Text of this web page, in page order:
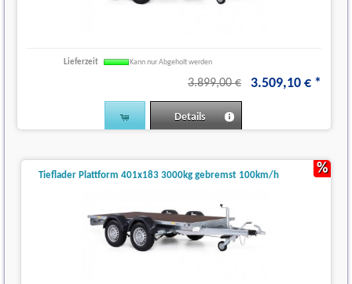
Lieferzeit Kann nur Abgeholt werden
3.899,00 € 3.509,10 € *
Details
Tieflader Plattform 401x183 3000kg gebremst 100km/h %